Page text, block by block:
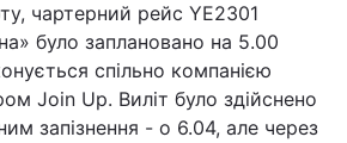
чартерний рейс YE2301
було заплановано на 5.00
спільно компанією
Join Up. Виліт було здійснено
запізнення - о 6.04, але через